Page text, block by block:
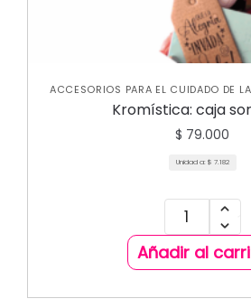
ACCESORIOS PARA EL CUIDADO DE
PARA MAQUILLAJE
HIDRATANTES
NUEVA COLECCIÓN,OFERTAS
PARCHES DE
COLÁGENO PARA LABIOS
Kromística: caja
$ 79.000
Unidad a: $ 7.182
Añadir al